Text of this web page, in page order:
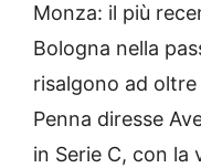
Monza: il più
Bologna nella
risalgono ad
Penna diresse
in Serie C, con la